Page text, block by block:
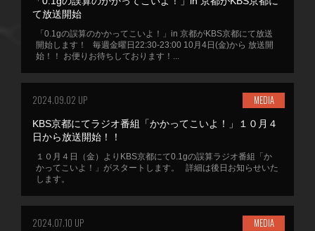
て放送開始
「0.1gの誤算のかかってこいよ！」in 京都がKBS京都にて放送
開始します！ 毎週金曜日22:30-23:00 10月4日(金)から 放送開
始！！ お便りお待ちしております！...
2024.09.02 UP MEDIA
KBS京都にてラジオ番組「かかってこいよ！」１０月４
日から放送開始！！
１０月４日（金）よりKBS京都にて0.1gの誤算ラジオ番組「か
かってこいよ！」がスタートします。 詳細は後日お知らせいた
します。
2024.07.10 UP MEDIA